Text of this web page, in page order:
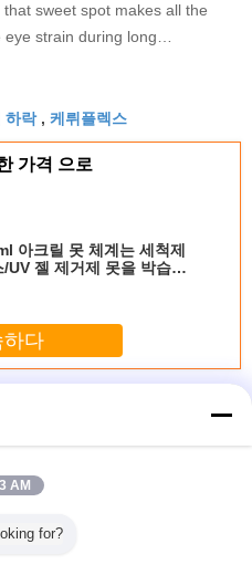
sweet spot makes all the
strain during long
in the IPD correctly. The
smooth, and finding that
the difference. No more eye
once you dial in the IPD
adjustment is smooth, and
long sessions. Highly
time to set it up
visual clarity is fantastic
correctly. The manual
Highly r
하락, 케뤼플렉스
가격 으로
아크릴 못 체계는 세척제
/UV 젤 제거제 못을 박습니
하다
니큐어
반 - (수
AM
for?